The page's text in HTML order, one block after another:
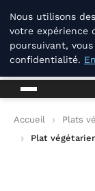
La Compagnie Des
La
Accueil
Plats
Plat
Nous utilisons
votre expérience
poursuivant,
confidentialité.